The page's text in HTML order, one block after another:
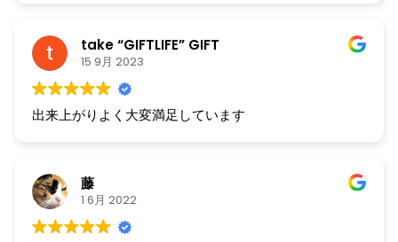
ございました。take “GIFTLIFE” GIFT
15 9月 2023
出来上がりよく大変満足しています
藤
1 6月 2022